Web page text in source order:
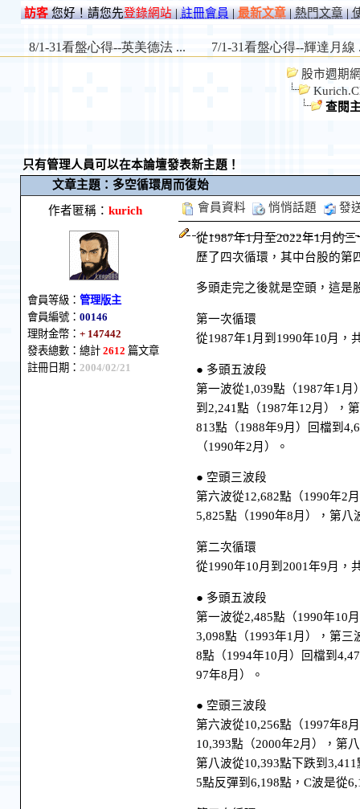
訪客您好！請您先登錄網站|註冊會員|最新文章|熱門文章|
股市週期
查閱
只有管理人員可以在本論壇發表新主題！
文章主題：多空循環周而復始
作者匿稱： kurich
會員等級： 管理版主
會員編號： 00146
理財金幣： + 147442
發表總數：總計 2612 篇文章
註冊日期： 2004/02/21
會員資料 悄悄話題 發
從1987年1月至2022年1月的
歷了四次循環，其中台股的第
多頭走完之後就是空頭，這是
第一次循環
從1987年1月到1990年10月，
● 多頭五波段
第一波從1,039點（1987年1月
到2,241點（1987年12月），
813點（1988年9月）回檔到
（1990年2月）。
● 空頭三波段
第六波從12,682點（1990年2
5,825點（1990年8月），第八
第二次循環
從1990年10月到2001年9月，
● 多頭五波段
第一波從2,485點（1990年10
3,098點（1993年1月），第三
8點（1994年10月）回檔到
97年8月）。
● 空頭三波段
第六波從10,256點（1997年8
10,393點（2000年2月），第
第八波從10,393點下跌到
5點反彈到6,198點，C波是從